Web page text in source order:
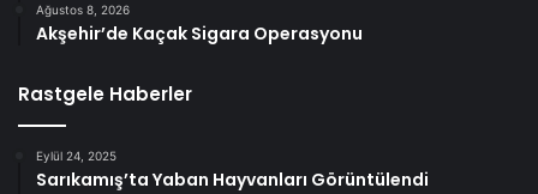
Ağustos 8, 2026
Akşehir’de Kaçak Sigara Operasyonu
Rastgele Haberler
Eylül 24, 2025
Sarıkamış’ta Yaban Hayvanları Görüntülendi